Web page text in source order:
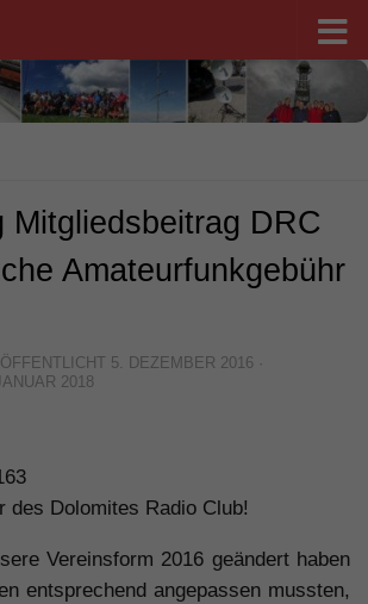
Mitgliedsbeitrag DRC
Amateurfunkgebühr
5. DEZEMBER 2016 ·
2018
des Dolomites Radio Club!
Vereinsform 2016 geändert haben
entsprechend angepassen mussten,